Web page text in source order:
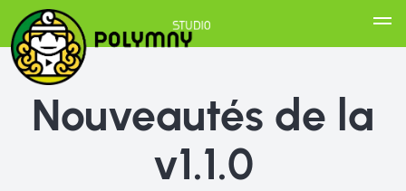
Nouveautés de la
v1.1.0